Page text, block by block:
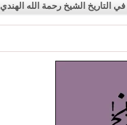
التاريخ الشيخ رحمة الله الهندي